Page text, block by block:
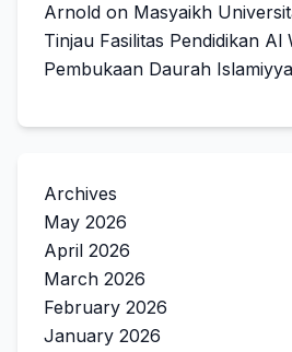
Arnold on Masyaikh
Tinjau Fasilitas Pendidikan Al
Pembukaan Daurah
Archives
May 2026
April 2026
March 2026
February 2026
January 2026